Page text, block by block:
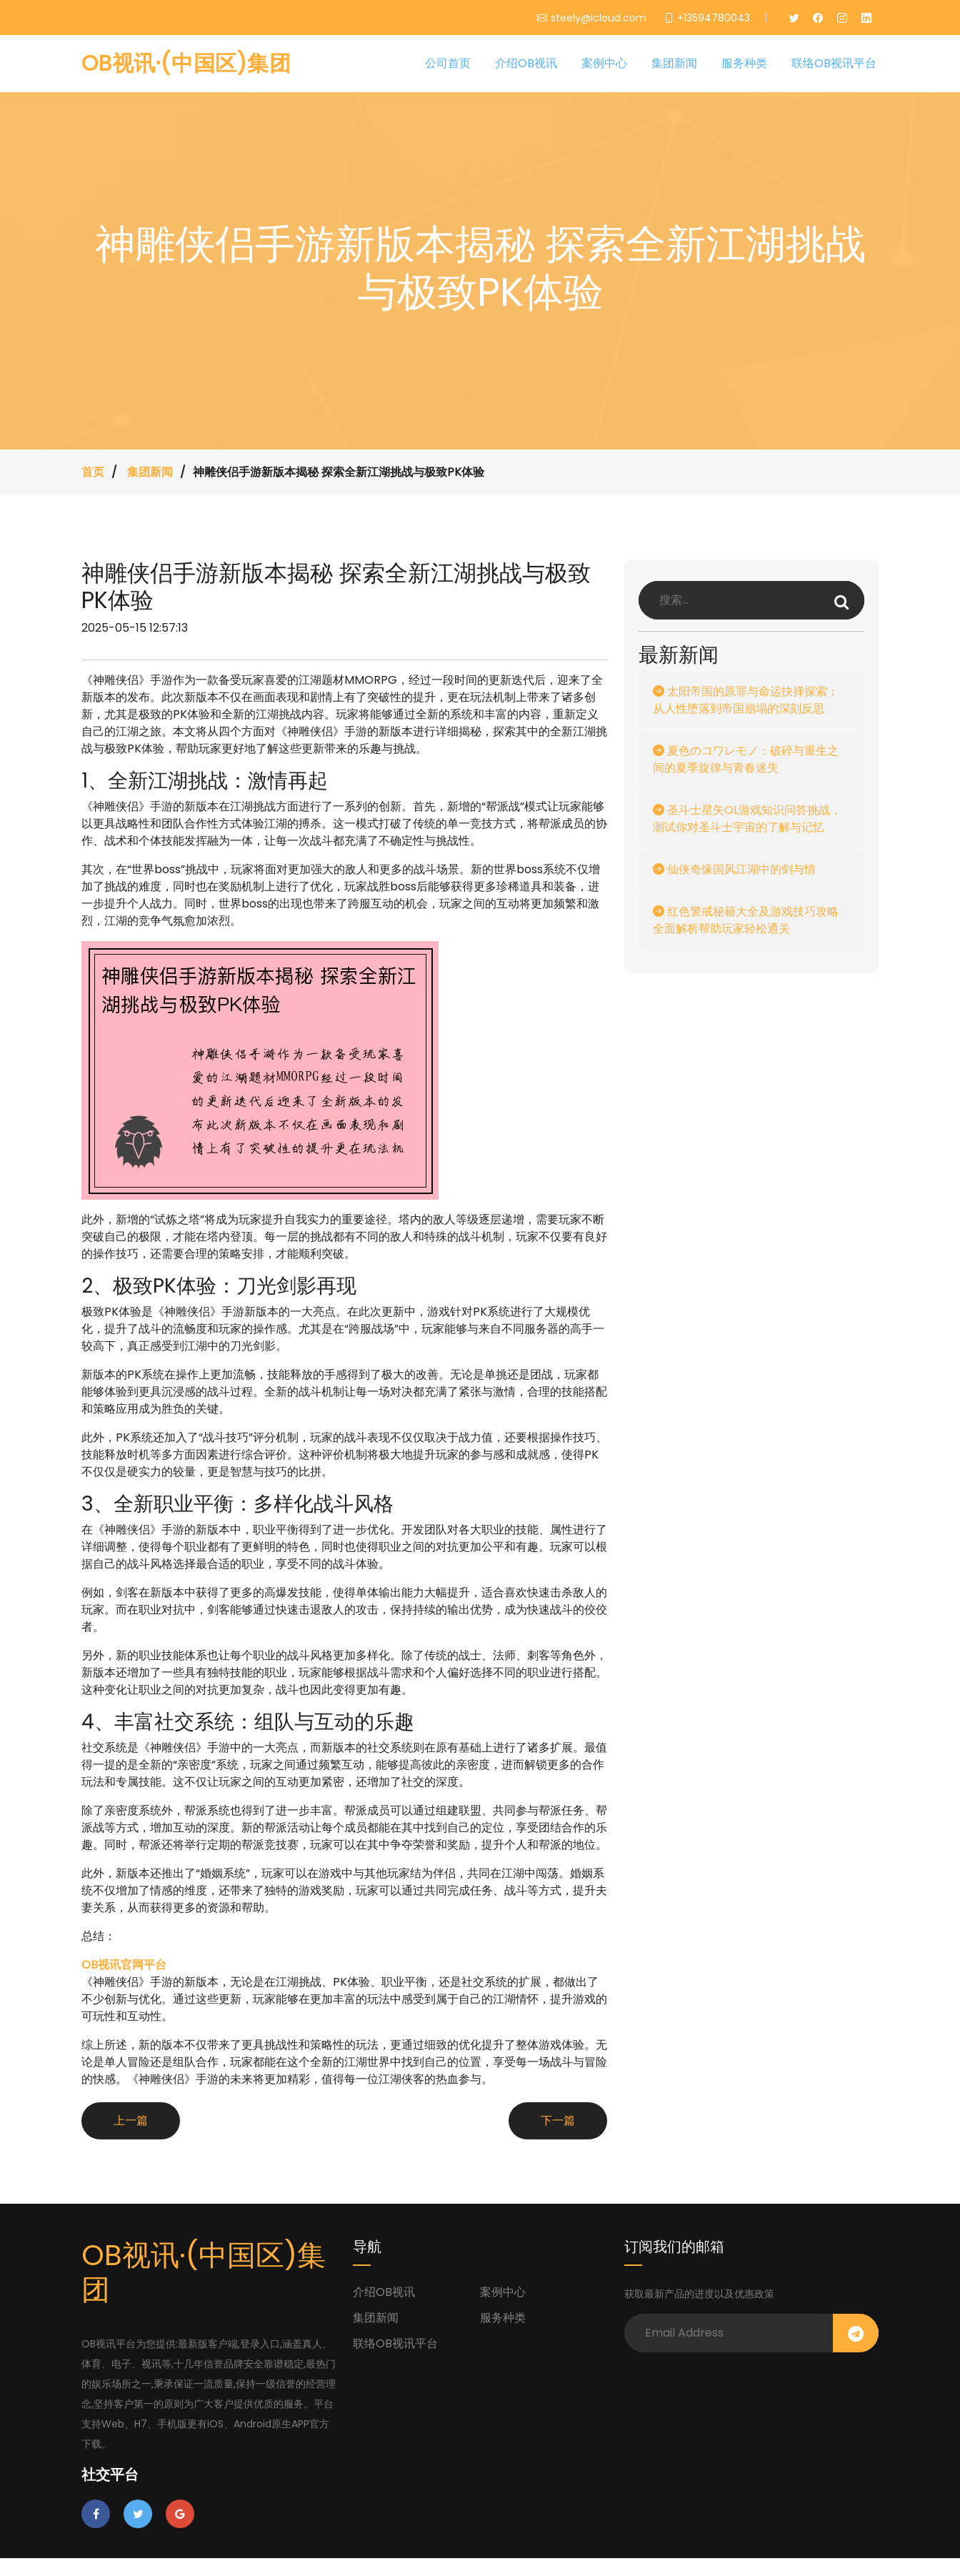
steely@icloud.com +13594780043 |
OB视讯·(中国区)集团 公司首页 介绍OB视讯 案例中心 集团新闻 服务种类 联络OB视讯平台
神雕侠侣手游新版本揭秘 探索全新江湖挑战
与极致PK体验
首页 集团新闻 神雕侠侣手游新版本揭秘 探索全新江湖挑战与极致PK体验
神雕侠侣手游新版本揭秘 探索全新江湖挑战与极致
PK体验
2025-05-15 12:57:13
《神雕侠侣》手游作为一款备受玩家喜爱的江湖题材MMORPG，经过一段时间的更新迭代后，迎来了全
新版本的发布。此次新版本不仅在画面表现和剧情上有了突破性的提升，更在玩法机制上带来了诸多创
新，尤其是极致的PK体验和全新的江湖挑战内容。玩家将能够通过全新的系统和丰富的内容，重新定义
自己的江湖之旅。本文将从四个方面对《神雕侠侣》手游的新版本进行详细揭秘，探索其中的全新江湖挑
战与极致PK体验，帮助玩家更好地了解这些更新带来的乐趣与挑战。
1、全新江湖挑战：激情再起
《神雕侠侣》手游的新版本在江湖挑战方面进行了一系列的创新。首先，新增的“帮派战”模式让玩家能够
以更具战略性和团队合作性方式体验江湖的搏杀。这一模式打破了传统的单一竞技方式，将帮派成员的协
作、战术和个体技能发挥融为一体，让每一次战斗都充满了不确定性与挑战性。
其次，在“世界boss”挑战中，玩家将面对更加强大的敌人和更多的战斗场景。新的世界boss系统不仅增
加了挑战的难度，同时也在奖励机制上进行了优化，玩家战胜boss后能够获得更多珍稀道具和装备，进
一步提升个人战力。同时，世界boss的出现也带来了跨服互动的机会，玩家之间的互动将更加频繁和激
烈，江湖的竞争气氛愈加浓烈。
此外，新增的“试炼之塔”将成为玩家提升自我实力的重要途径。塔内的敌人等级逐层递增，需要玩家不断
突破自己的极限，才能在塔内登顶。每一层的挑战都有不同的敌人和特殊的战斗机制，玩家不仅要有良好
的操作技巧，还需要合理的策略安排，才能顺利突破。
2、极致PK体验：刀光剑影再现
极致PK体验是《神雕侠侣》手游新版本的一大亮点。在此次更新中，游戏针对PK系统进行了大规模优
化，提升了战斗的流畅度和玩家的操作感。尤其是在“跨服战场”中，玩家能够与来自不同服务器的高手一
较高下，真正感受到江湖中的刀光剑影。
新版本的PK系统在操作上更加流畅，技能释放的手感得到了极大的改善。无论是单挑还是团战，玩家都
能够体验到更具沉浸感的战斗过程。全新的战斗机制让每一场对决都充满了紧张与激情，合理的技能搭配
和策略应用成为胜负的关键。
此外，PK系统还加入了“战斗技巧”评分机制，玩家的战斗表现不仅仅取决于战力值，还要根据操作技巧、
技能释放时机等多方面因素进行综合评价。这种评价机制将极大地提升玩家的参与感和成就感，使得PK
不仅仅是硬实力的较量，更是智慧与技巧的比拼。
3、全新职业平衡：多样化战斗风格
在《神雕侠侣》手游的新版本中，职业平衡得到了进一步优化。开发团队对各大职业的技能、属性进行了
详细调整，使得每个职业都有了更鲜明的特色，同时也使得职业之间的对抗更加公平和有趣。玩家可以根
据自己的战斗风格选择最合适的职业，享受不同的战斗体验。
例如，剑客在新版本中获得了更多的高爆发技能，使得单体输出能力大幅提升，适合喜欢快速击杀敌人的
玩家。而在职业对抗中，剑客能够通过快速击退敌人的攻击，保持持续的输出优势，成为快速战斗的佼佼
者。
另外，新的职业技能体系也让每个职业的战斗风格更加多样化。除了传统的战士、法师、刺客等角色外，
新版本还增加了一些具有独特技能的职业，玩家能够根据战斗需求和个人偏好选择不同的职业进行搭配。
这种变化让职业之间的对抗更加复杂，战斗也因此变得更加有趣。
4、丰富社交系统：组队与互动的乐趣
社交系统是《神雕侠侣》手游中的一大亮点，而新版本的社交系统则在原有基础上进行了诸多扩展。最值
得一提的是全新的“亲密度”系统，玩家之间通过频繁互动，能够提高彼此的亲密度，进而解锁更多的合作
玩法和专属技能。这不仅让玩家之间的互动更加紧密，还增加了社交的深度。
除了亲密度系统外，帮派系统也得到了进一步丰富。帮派成员可以通过组建联盟、共同参与帮派任务、帮
派战等方式，增加互动的深度。新的帮派活动让每个成员都能在其中找到自己的定位，享受团结合作的乐
趣。同时，帮派还将举行定期的帮派竞技赛，玩家可以在其中争夺荣誉和奖励，提升个人和帮派的地位。
此外，新版本还推出了“婚姻系统”，玩家可以在游戏中与其他玩家结为伴侣，共同在江湖中闯荡。婚姻系
统不仅增加了情感的维度，还带来了独特的游戏奖励，玩家可以通过共同完成任务、战斗等方式，提升夫
妻关系，从而获得更多的资源和帮助。
总结：
OB视讯官网平台
《神雕侠侣》手游的新版本，无论是在江湖挑战、PK体验、职业平衡，还是社交系统的扩展，都做出了
不少创新与优化。通过这些更新，玩家能够在更加丰富的玩法中感受到属于自己的江湖情怀，提升游戏的
可玩性和互动性。
综上所述，新的版本不仅带来了更具挑战性和策略性的玩法，更通过细致的优化提升了整体游戏体验。无
论是单人冒险还是组队合作，玩家都能在这个全新的江湖世界中找到自己的位置，享受每一场战斗与冒险
的快感。《神雕侠侣》手游的未来将更加精彩，值得每一位江湖侠客的热血参与。
上一篇 下一篇
最新新闻
太阳帝国的原罪与命运抉择探索：
从人性堕落到帝国崩塌的深刻反思
夏色のコワレモノ：破碎与重生之
间的夏季旋律与青春迷失
圣斗士星矢OL游戏知识问答挑战，
测试你对圣斗士宇宙的了解与记忆
仙侠奇缘国风江湖中的剑与情
红色警戒秘籍大全及游戏技巧攻略
全面解析帮助玩家轻松通关
OB视讯·(中国区)集
团
OB视讯平台为您提供:最新版客户端,登录入口,涵盖真人、
体育、电子、视讯等,十几年信誉品牌安全靠谱稳定,最热门
的娱乐场所之一,秉承保证一流质量,保持一级信誉的经营理
念,坚持客户第一的原则为广大客户提供优质的服务。平台
支持Web、H7、手机版更有iOS、Android原生APP官方
下载。
社交平台
导航
介绍OB视讯
案例中心
集团新闻
服务种类
联络OB视讯平台
订阅我们的邮箱
获取最新产品的进度以及优惠政策